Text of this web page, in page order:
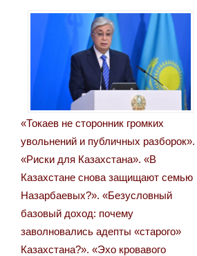
«Токаев не сторонник громких
увольнений и публичных разборок».
«Риски для Казахстана». «В
Казахстане снова защищают семью
Назарбаевых?». «Безусловный
базовый доход: почему
заволновались адепты «старого»
Казахстана?». «Эхо кровавого